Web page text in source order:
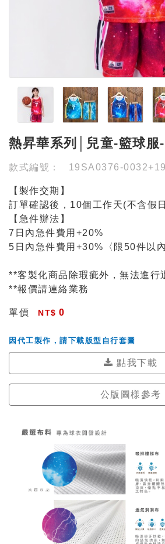
熱昇華系列│兒童-籃球服
款式編號： 19SA0376-
【製作交期】
訂單確認後，10個工作天(不含假
【急件辦法】
7日內急件費用+20%
5日內急件費用+30%〈限50件以內
**客製化商品除瑕疵外，無法進行
**報價請連絡業務
單價 0
因代工製作，請下載版型自行套圖
點我下載
公版圖樣參考